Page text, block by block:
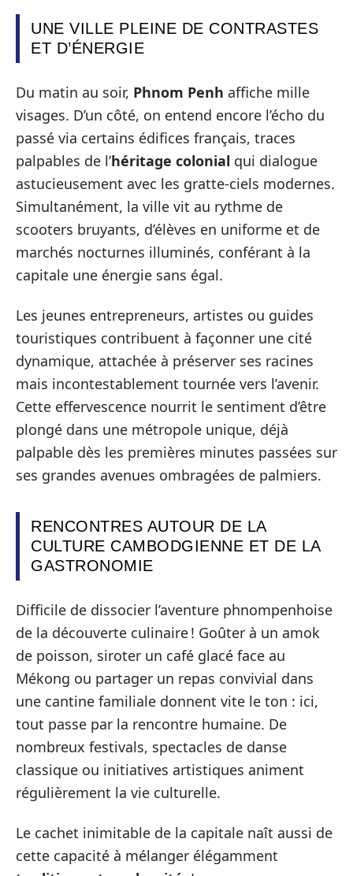
UNE VILLE PLEINE DE CONTRASTES
ET D’ÉNERGIE
Du matin au soir, Phnom Penh affiche mille
visages. D’un côté, on entend encore l’écho du
passé via certains édifices français, traces
palpables de l’héritage colonial qui dialogue
astucieusement avec les gratte-ciels modernes.
Simultanément, la ville vit au rythme de
scooters bruyants, d’élèves en uniforme et de
marchés nocturnes illuminés, conférant à la
capitale une énergie sans égal.
Les jeunes entrepreneurs, artistes ou guides
touristiques contribuent à façonner une cité
dynamique, attachée à préserver ses racines
mais incontestablement tournée vers l’avenir.
Cette effervescence nourrit le sentiment d’être
plongé dans une métropole unique, déjà
palpable dès les premières minutes passées sur
ses grandes avenues ombragées de palmiers.
RENCONTRES AUTOUR DE LA
CULTURE CAMBODGIENNE ET DE LA
GASTRONOMIE
Difficile de dissocier l’aventure phnompenhoise
de la découverte culinaire ! Goûter à un amok
de poisson, siroter un café glacé face au
Mékong ou partager un repas convivial dans
une cantine familiale donnent vite le ton : ici,
tout passe par la rencontre humaine. De
nombreux festivals, spectacles de danse
classique ou initiatives artistiques animent
régulièrement la vie culturelle.
Le cachet inimitable de la capitale naît aussi de
cette capacité à mélanger élégamment